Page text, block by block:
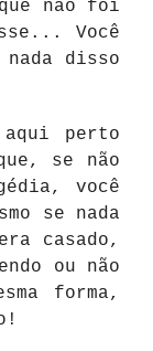
não foi
Você
nada disso
perto
se não
você
se nada
casado,
ou não
forma,